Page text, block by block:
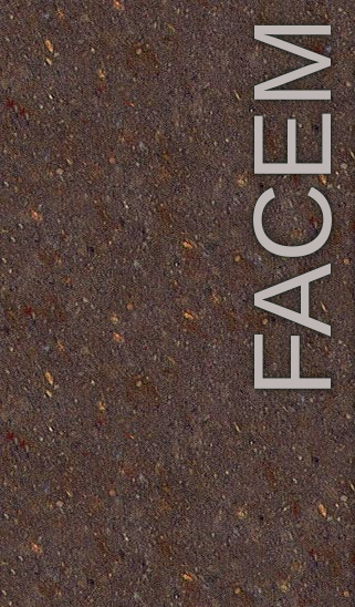
FACEM